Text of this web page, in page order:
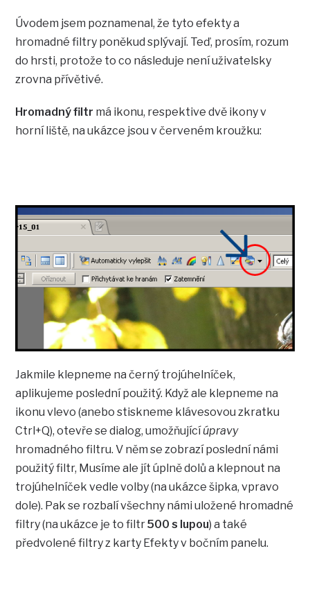
Úvodem jsem poznamenal, že tyto efekty a
hromadné filtry poněkud splývají. Teď, prosím, rozum
do hrsti, protože to co následuje není uživatelsky
zrovna přívětivé.
Hromadný filtr má ikonu, respektive dvě ikony v
horní liště, na ukázce jsou v červeném kroužku:
Jakmile klepneme na černý trojúhelníček,
aplikujeme poslední použitý. Když ale klepneme na
ikonu vlevo (anebo stiskneme klávesovou zkratku
Ctrl+Q), otevře se dialog, umožňujícíúpravy
hromadného filtru. V něm se zobrazí poslední námi
použitý filtr, Musíme ale jít úplně dolů a klepnout na
trojúhelníček vedle volby(na ukázce šipka, vpravo
dole). Pak se rozbalí všechny námi uložené hromadné
filtry (na ukázce je to filtr500 s lupou) a také
předvolené filtry z karty Efekty v bočním panelu.